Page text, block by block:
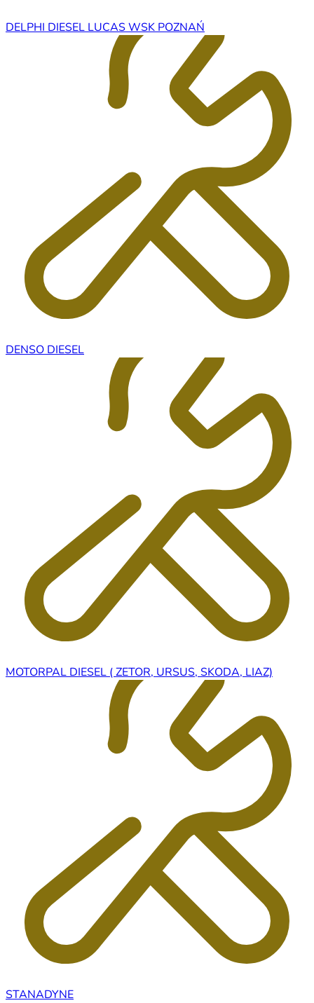
DELPHI DIESEL LUCAS WSK POZNAŃ
DENSO DIESEL
MOTORPAL DIESEL ( ZETOR, URSUS, SKODA, LIAZ)
STANADYNE